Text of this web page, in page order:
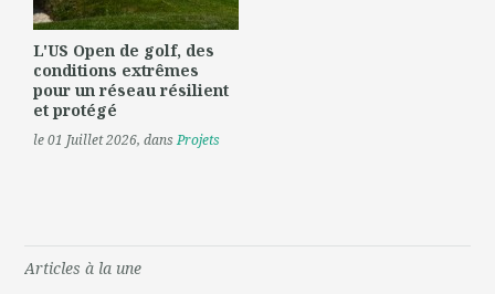
L'US Open de golf, des
conditions extrêmes
pour un réseau résilient
et protégé
le 01 Juillet 2026, dansProjets
Articles à la une